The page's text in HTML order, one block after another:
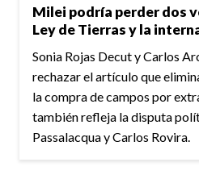
Milei podría perder dos
Ley de Tierras y la
Sonia Rojas Decut y Carlos
rechazar el artículo que
la compra de campos por
también refleja la disputa
Passalacqua y Carlos Rovira.